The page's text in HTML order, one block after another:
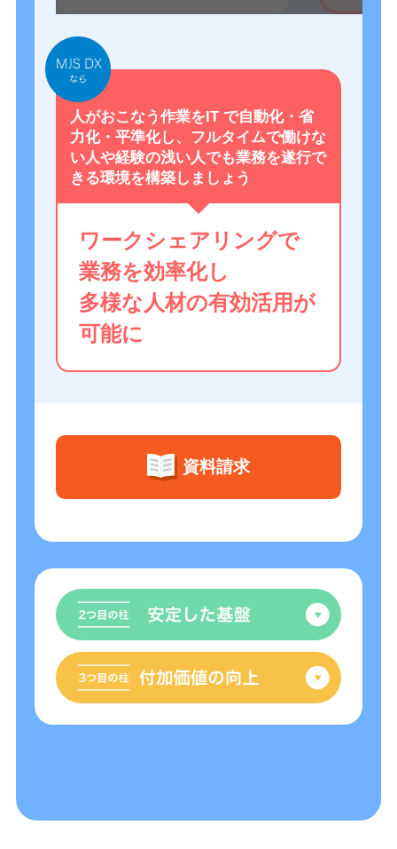
人がおこなう作業をIT で自動化・省
力化・平準化し、フルタイムで働けな
い人や経験の浅い人でも業務を遂行で
きる環境を構築しましょう
ワークシェアリングで
業務を効率化し
多様な人材の有効活用が
可能に
資料請求
付加価